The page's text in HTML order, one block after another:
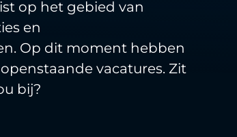
op het gebied van
en
Op dit moment hebben
vacatures. Zit
bij?